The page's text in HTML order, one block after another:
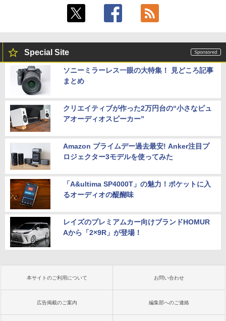
Special Site
ソニーミラーレス一眼の大特集！ 見どころ記事
まとめ
クリエイティブが作った2万円台の“小さなピュ
アオーディオスピーカー”
Amazon プライムデー過去最安! Anker注目プ
ロジェクター3モデルを使ってみた
「A&ultima SP4000T」の魅力！ポケットに入
るオーディオの醍醐味
レイズのプレミアムカー向けブランドHOMUR
Aから「2×9R」が登場！
本サイトのご利用について お問い合わせ
広告掲載のご案内 編集部へのご連絡